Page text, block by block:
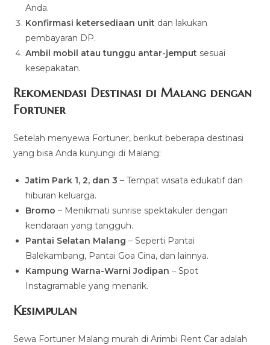
Anda.
Konfirmasi ketersediaan unit dan lakukan
pembayaran DP.
Ambil mobil atau tunggu antar-jemput sesuai
kesepakatan.
Rekomendasi Destinasi di Malang dengan
Fortuner
Setelah menyewa Fortuner, berikut beberapa destinasi
yang bisa Anda kunjungi di Malang:
Jatim Park 1, 2, dan 3 – Tempat wisata edukatif dan
hiburan keluarga.
Bromo – Menikmati sunrise spektakuler dengan
kendaraan yang tangguh.
Pantai Selatan Malang – Seperti Pantai
Balekambang, Pantai Goa Cina, dan lainnya.
Kampung Warna-Warni Jodipan – Spot
Instagramable yang menarik.
Kesimpulan
Sewa Fortuner Malang murah di Arimbi Rent Car adalah